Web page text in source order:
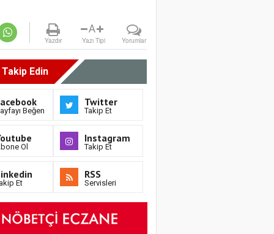
Yazdır
A
Yazı Tipi Yorumlar
Edin
Beğen
Twitter
Takip Et
Ol
Instagram
Takip Et
Et
RSS
Servisleri